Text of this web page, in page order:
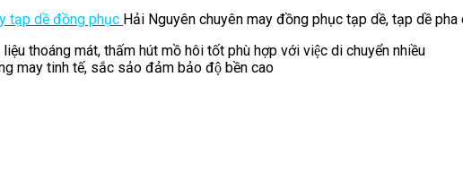
tạp dề đồng phục Hải Nguyên chuyên may đồng phục tạp dề, tạp dề pha
liệu thoáng mát, thấm hút mồ hôi tốt phù hợp với việc di chuyển nhiều
may tinh tế, sắc sảo đảm bảo độ bền cao